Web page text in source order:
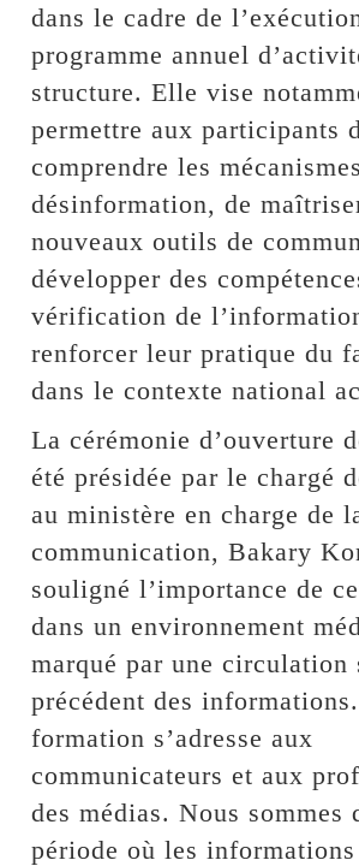
dans le cadre de
programme annuel
structure. Elle vise
permettre aux participants
comprendre les
désinformation, de
nouveaux outils de
développer des
vérification de
renforcer leur pratique du
dans le contexte national
La cérémonie d’ouverture
été présidée par le chargé
au ministère en charge de
communication, Bakary
souligné l’importance de
dans un environnement
marqué par une circulation
précédent des
formation s’adresse aux
communicateurs et aux
des médias. Nous sommes
période où les